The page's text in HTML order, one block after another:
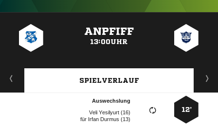
ANPFIFF
13:00UHR
SPIELVERLAUF
12’
Auswechslung
  
für   